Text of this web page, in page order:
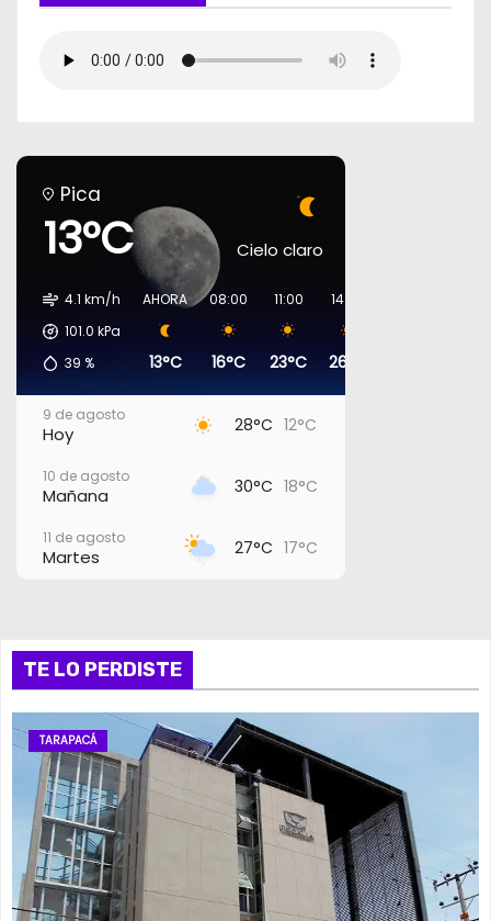
Pica
13°C Cielo claro
4.1 km/h
101.0 kPa
39 %
AHORA
13°C
08:00
16°C
11:00
23°C
14:00
26°C
9 de agosto
Hoy 28°C 12°C
10 de agosto
Mañana 30°C 18°C
11 de agosto
Martes 27°C 17°C
13 de agosto
Jueves
14 de agosto
Viernes 30°C 18°C
15 de agosto
Sábado 26°C 15°C
TE LO PERDISTE
TARAPACÁ